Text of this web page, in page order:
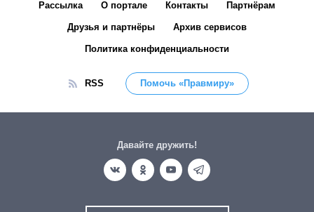
Рассылка О портале Контакты Партнёрам
Друзья и партнёры Архив сервисов
Политика конфиденциальности
RSS Помочь «Правмиру»
Давайте дружить!